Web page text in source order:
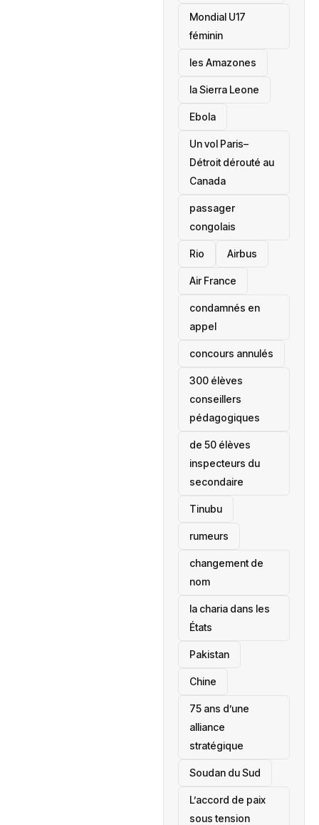
Mondial U17
féminin
les Amazones
la Sierra Leone
‎Ebola
Un vol Paris–
Détroit dérouté au
Canada
passager
congolais
Rio Airbus
Air France
condamnés en
appel
concours annulés
300 élèves
conseillers
pédagogiques
de 50 élèves
inspecteurs du
secondaire
Tinubu
rumeurs
changement de
nom
la charia dans les
États
‎Pakistan
Chine
75 ans d’une
alliance
stratégique
‎Soudan du Sud
L’accord de paix
sous tension